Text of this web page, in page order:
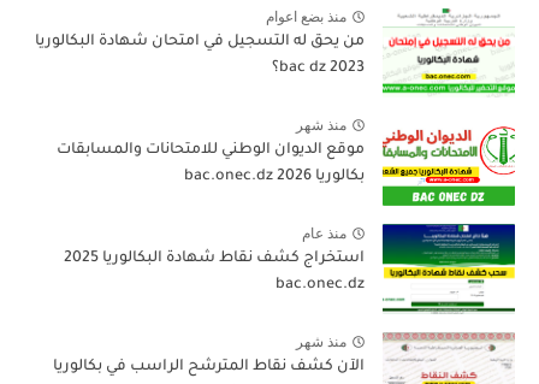
منذ بضع اعوام
من يحق له التسجيل في امتحان شهادة البكالوريا
bac dz 2023؟
منذ شهر
موقع الديوان الوطني للامتحانات والمسابقات
بكالوريا 2026 bac.onec.dz
منذ عام
استخراج كشف نقاط شهادة البكالوريا 2025
bac.onec.dz
منذ شهر
الآن كشف نقاط المترشح الراسب في بكالوريا